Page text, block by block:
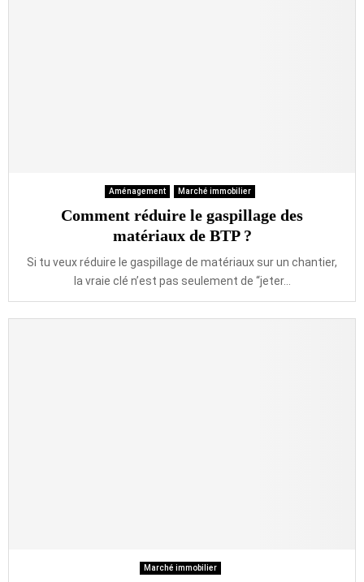
Aménagement Marché immobilier
Comment réduire le gaspillage des
matériaux de BTP ?
Si tu veux réduire le gaspillage de matériaux sur un chantier,
la vraie clé n’est pas seulement de “jeter...
Marché immobilier